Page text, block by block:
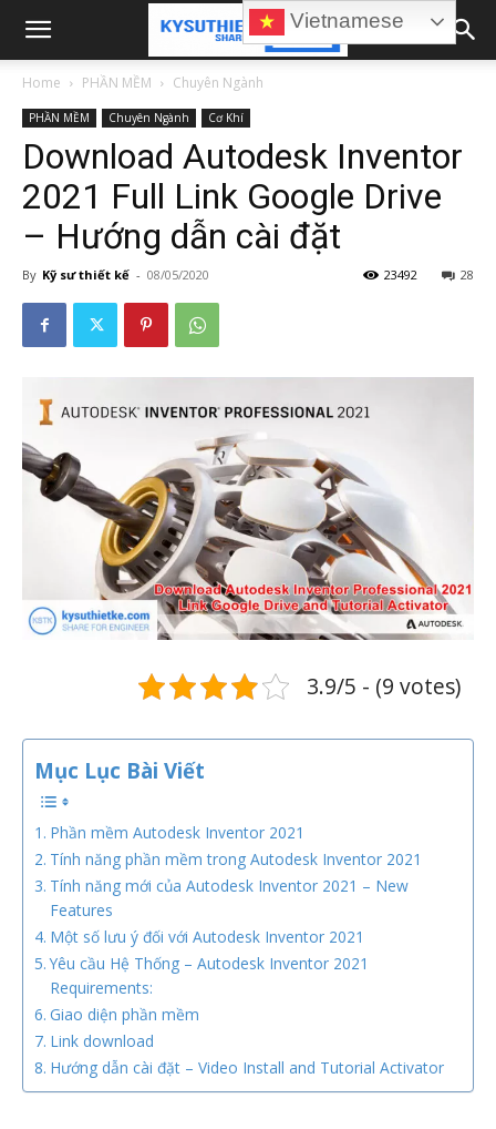
Home PHẦN MỀM Chuyên Ngành
PHẦN MỀM Chuyên Ngành Cơ Khí
Download Autodesk Inventor
2021 Full Link Google Drive
– Hướng dẫn cài đặt
By Kỹ sư thiết kế - 08/05/2020 28
23492
3.9/5 - (9 votes)
Mục Lục Bài Viết
Phần mềm Autodesk Inventor 2021
Tính năng phần mềm trong Autodesk Inventor 2021
Tính năng mới của Autodesk Inventor 2021 – New
Features
Một số lưu ý đối với Autodesk Inventor 2021
Yêu cầu Hệ Thống – Autodesk Inventor 2021
Requirements:
Giao diện phần mềm
Link download
Hướng dẫn cài đặt – Video Install and Tutorial Activator
Vietnamese